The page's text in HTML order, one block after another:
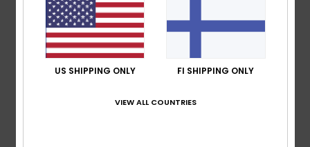
Customer Reviews
5.0
US SHIPPING ONLY FI SHIPPING ONLY
VIEW ALL COUNTRIES